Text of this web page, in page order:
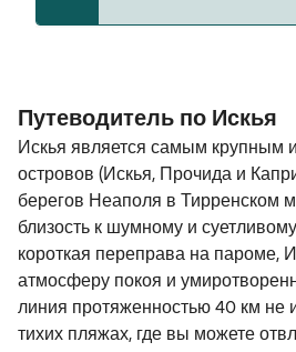
с правилами перевозки
Medmar
Alilauro
Caremar
Caremar (Hydrofoil)
Путеводитель по Искья
Искья является самым крупным
островов (Искья, Прочида и
берегов Неаполя в Тирренском
близость к шумному и
короткая переправа на пароме,
атмосферу покоя и
линия протяженностью 40 км не
тихих пляжах, где вы можете